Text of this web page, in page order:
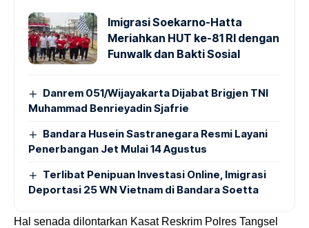
Imigrasi Soekarno-Hatta
Meriahkan HUT ke-81 RI dengan
Funwalk dan Bakti Sosial
Danrem 051/Wijayakarta Dijabat Brigjen TNI
Muhammad Benrieyadin Sjafrie
Bandara Husein Sastranegara Resmi Layani
Penerbangan Jet Mulai 14 Agustus
Terlibat Penipuan Investasi Online, Imigrasi
Deportasi 25 WN Vietnam di Bandara Soetta
Hal senada dilontarkan Kasat Reskrim Polres Tangsel